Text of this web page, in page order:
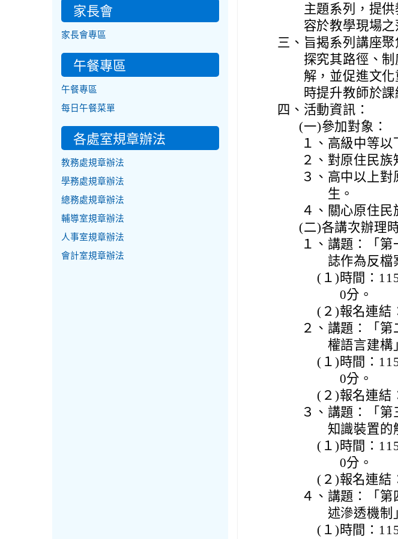
主題系列，提
容於教學現場之
三、 旨揭系列講座
探究其路徑、
解，並促進文
時提升教師於
四、 活動資訊：
(一)參加對象：
１、 高級中等以
２、 對原住民族
３、 高中以上對
生。
４、 關心原住民
(二)各講次辦理
１、 講題：「
誌作為反檔
(１) 時間：
0分。
(２)報名連結
２、 講題：「
權語言建構
(１) 時間：
0分。
(２)報名連結
３、 講題：「
知識裝置的
(１) 時間：
0分。
(２)報名連結
４、 講題：「
述滲透機制
(１) 時間：
家長會
家長會專區
午餐專區
午餐專區
每日午餐菜單
各處室規章辦法
教務處規章辦法
學務處規章辦法
總務處規章辦法
輔導室規章辦法
人事室規章辦法
會計室規章辦法